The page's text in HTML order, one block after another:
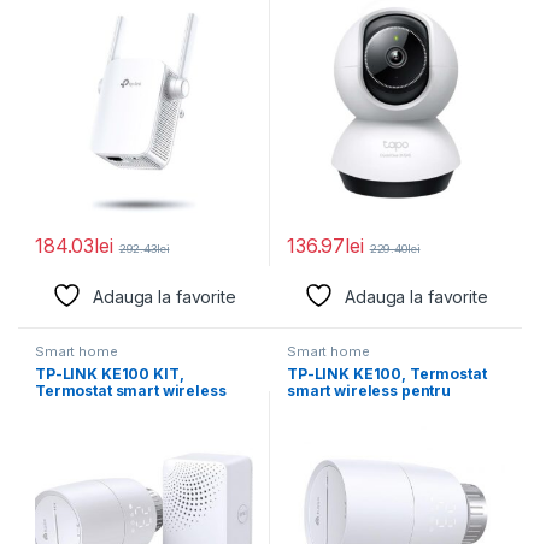
184.03lei 292.43lei
Adauga la favorite
Starlight Progressive Scan
136.97lei 229.40lei
Adauga la favorite
Smart home
TP-LINK KE100 KIT,
Termostat smart wireless
Smart home
TP-LINK KE100, Termostat
smart wireless pentru